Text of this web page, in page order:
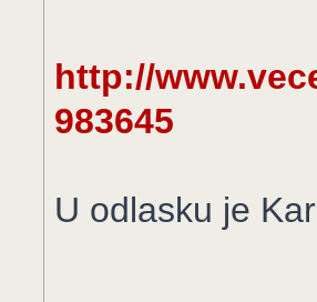
http://
983645
U odlasku je